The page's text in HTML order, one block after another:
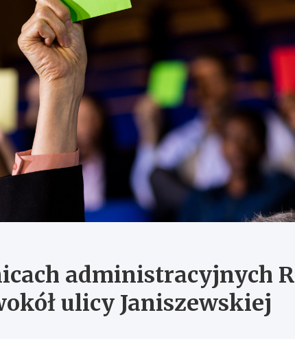
administracyjnych
ulicy Janiszewskiej